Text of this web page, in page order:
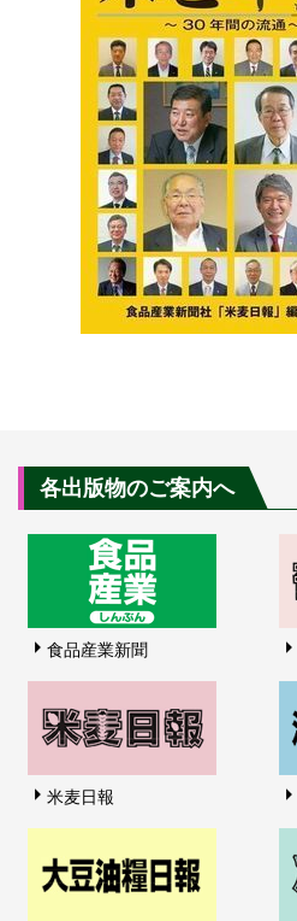
各出版物のご案内へ
食品産業新聞
米麦日報